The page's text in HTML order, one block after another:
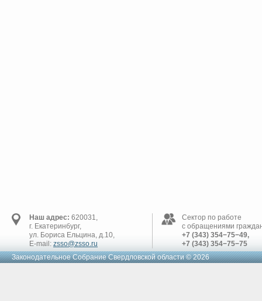
Наш адрес: 620031,
г. Екатеринбург,
ул. Бориса Ельцина, д.10,
E-mail: zsso@zsso.ru
Сектор по работе
с обращениями
+7 (343) 354−75−49,
+7 (343) 354−75−75
Законодательное Cобрание Свердловской области © 2026